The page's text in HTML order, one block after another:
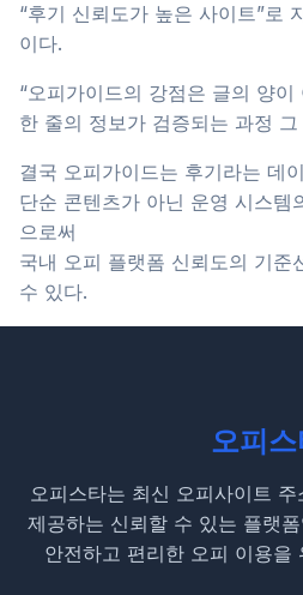
“후기 신뢰도가 높은 사이트”로
이다.
“오피가이드의 강점은 글의 양이
한 줄의 정보가 검증되는 과정 그
결국 오피가이드는 후기라는 데
단순 콘텐츠가 아닌 운영 시스템
으로써
국내 오피 플랫폼 신뢰도의 기준
수 있다.
오피
오피스타는 최신 오피사이트
제공하는 신뢰할 수 있는 플랫
안전하고 편리한 오피 이용을